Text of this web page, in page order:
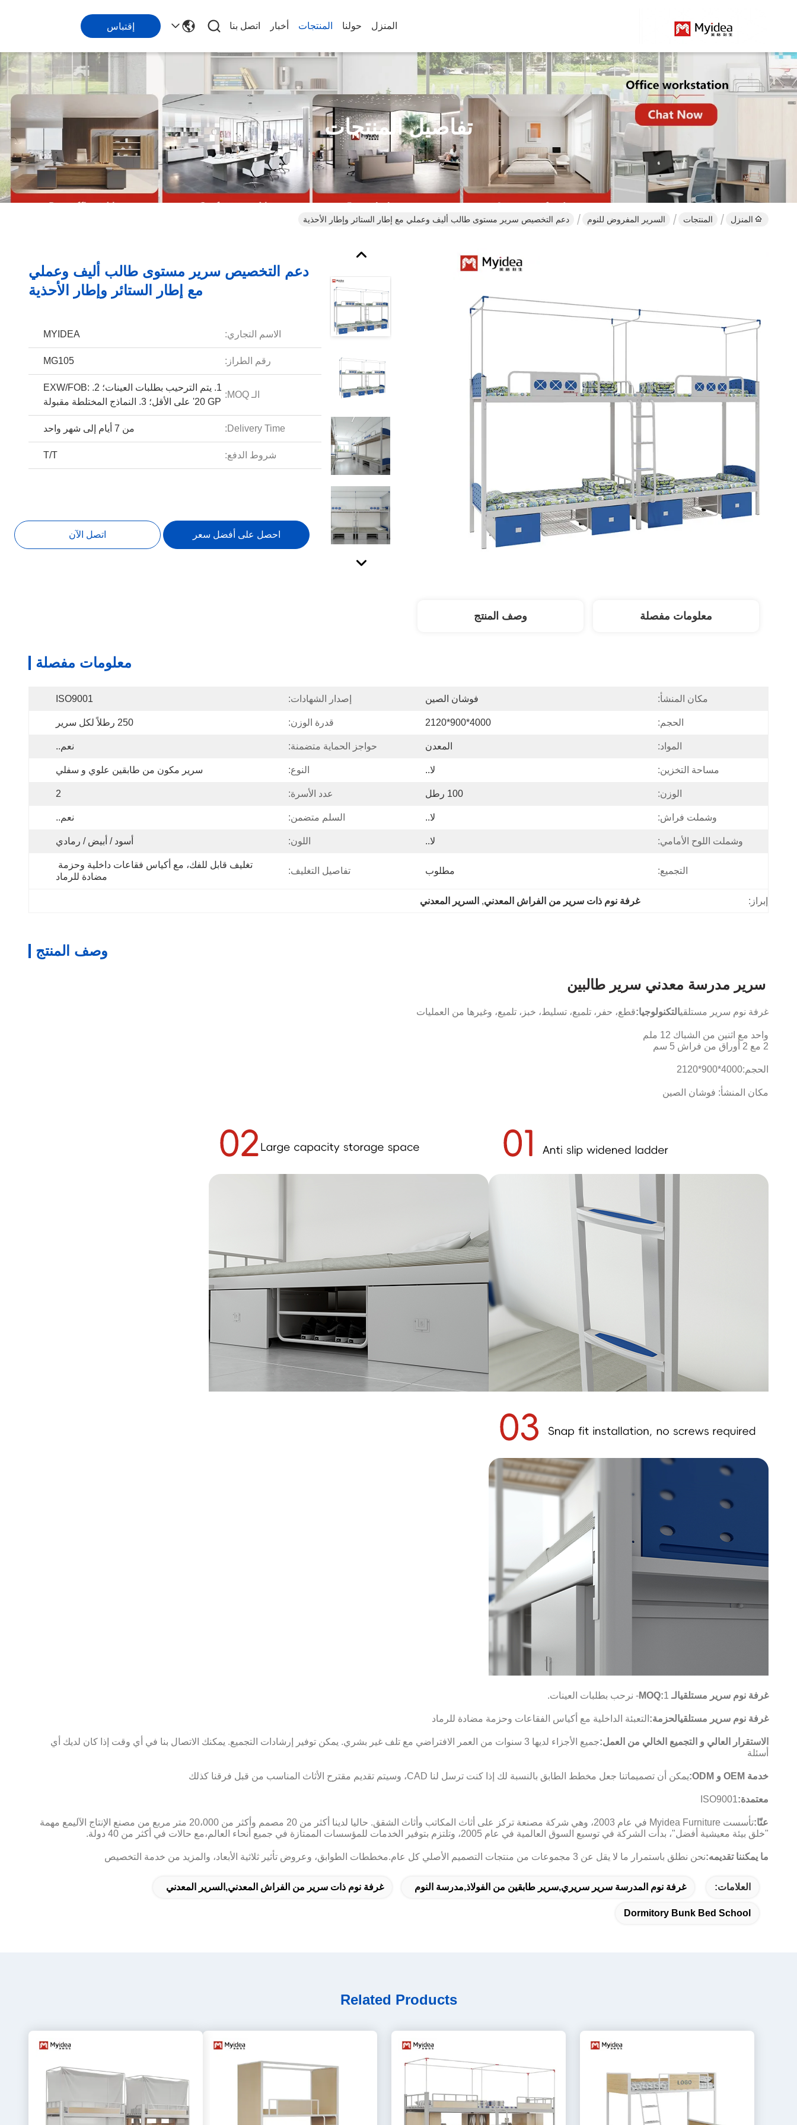
المنزل حولنا المنتجات أخبار اتصل بنا إقتباس
تفاصيل المنتجات
المنزل المنتجات السرير المفروض للنوم دعم التخصيص سرير مستوى طالب أليف وعملي مع إطار الستائر وإطار الأحذية
دعم التخصيص سرير مستوى طالب أليف وعملي
مع إطار الستائر وإطار الأحذية
الاسم التجاري: MYIDEA
رقم الطراز: MG105
الـ MOQ:
1. يتم الترحيب بطلبات العينات؛ 2. EXW/FOB:
20 ​​GP' على الأقل؛ 3. النماذج المختلطة مقبولة
Delivery Time: من 7 أيام إلى شهر واحد
شروط الدفع: T/T
احصل على أفضل سعر اتصل الآن
معلومات مفصلة وصف المنتج
معلومات مفصلة
مكان المنشأ: فوشان الصين إصدار الشهادات: ISO9001
الحجم: 4000*900*2120 قدرة الوزن: 250 رطلاً لكل سرير
المواد: المعدن حواجز الحماية متضمنة: نعم..
مساحة التخزين: لا.. النوع: سرير مكون من طابقين علوي و سفلي
الوزن: 100 رطل عدد الأسرة: 2
وشملت فراش: لا.. السلم متضمن: نعم..
وشملت اللوح الأمامي: لا.. اللون: أسود / أبيض / رمادي
التجميع: مطلوب تفاصيل التغليف:
مضادة للرماد
إبراز: غرفة نوم ذات سرير من الفراش المعدني, السرير المعدني
وصف المنتج
سرير مدرسة معدني سرير طالبين
غرفة نوم سرير مستلقيالتكنولوجيا:قطع، حفر، تلميع، تسليط، خبز، تلميع، وغيرها من العمليات
واحد مع اثنين من الشباك 12 ملم
2 مع 2 أوراق من فراش 5 سم
الحجم:4000*900*2120
مكان المنشأ: فوشان الصين
غرفة نوم سرير مستلقيالـ MOQ :1- نرحب بطلبات العينات.
غرفة نوم سرير مستلقيالحزمة: التعبئة الداخلية مع أكياس الفقاعات وحزمة مضادة للرماد
الاستقرار العالي و التجميع الخالي من العمل:
جميع الأجزاء لديها 3 سنوات من العمر الافتراضي مع تلف غير بشري. يمكن توفير إرشادات التجميع. يمكنك الاتصال بنا في أي وقت إذا كان لديك أي
أسئلة
خدمة OEM و ODM: يمكن أن تصميماتنا جعل مخطط الطابق بالنسبة لك إذا كنت ترسل لنا CAD، وسيتم تقديم مقترح الأثاث المناسب من قبل فرقنا كذلك
معتمدة:ISO9001
عنّا:
تأسست Myidea Furniture في عام 2003، وهي شركة مصنعة تركز على أثاث المكاتب وأثاث الشقق. حاليا لدينا أكثر من 20 مصمم وأكثر من 20،000 متر مربع من مصنع الإنتاج الآليمع مهمة
"خلق بيئة معيشية أفضل"، بدأت الشركة في توسيع السوق العالمية في عام 2005، وتلتزم بتوفير الخدمات للمؤسسات الممتازة في جميع أنحاء العالم،مع حالات في أكثر من 40 دولة.
ما يمكننا تقديمه:نحن نطلق باستمرار ما لا يقل عن 3 مجموعات من منتجات التصميم الأصلي كل عام.مخططات الطوابق، وعروض تأثير ثلاثية الأبعاد، والمزيد من خدمة التخصيص
العلامات: غرفة نوم المدرسة سرير سريري,سرير طابقين من الفولاذ,مدرسة النوم غرفة نوم ذات سرير من الفراش المعدني,السرير المعدني
Dormitory Bunk Bed School
Related Products